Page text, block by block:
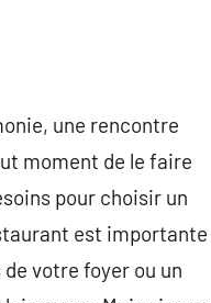
une rencontre
moment de le faire
pour choisir un
est importante
votre foyer ou un